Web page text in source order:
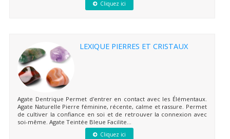
Cliquez ici
LEXIQUE PIERRES ET CRISTAUX
Agate Dentrique Permet d'entrer en contact avec les Élémentaux.
Agate Naturelle Pierre féminine, récente, calme et rassure. Permet
de cultiver la confiance en soi et de retrouver la connexion avec
soi-même. Agate Teintée Bleue Facilite...
Cliquez ici